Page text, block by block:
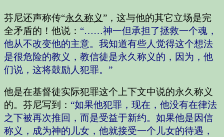
芬尼还声称传“永久称义”，这与他的其它立场是完
全矛盾的！他说： “……神一但承担了拯救一个魂，
他从不改变他的主意。我知道有些人觉得这个想法
是很危险的教义，教信徒是永久称义的，因为，他
们说，这将鼓励人犯罪。”
他是在基督徒实际犯罪这个上下文中说的永久称义
的。芬尼写到： “如果他犯罪，现在，他没有在律法
之下被再次推回，而是受益于新约。如果他是因信
称义，成为神的儿女，他就接受一个儿女的待遇，